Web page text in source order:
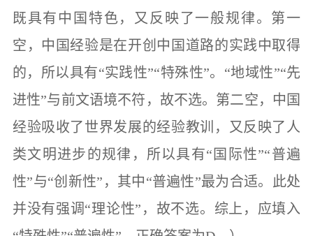
既具有中国特色，又反映了一般规律。第一
空，中国经验是在开创中国道路的实践中取得
的，所以具有“实践性”“特殊性”。 “地域性”“先
进性”与前文语境不符，故不选。第二空，中国
经验吸收了世界发展的经验教训，又反映了人
类文明进步的规律，所以具有“ 国际性”“普遍
性”与“创新性” ，其中“普遍性”最为合适。此处
并没有强调“理论性” ，故不选。综上，应填入